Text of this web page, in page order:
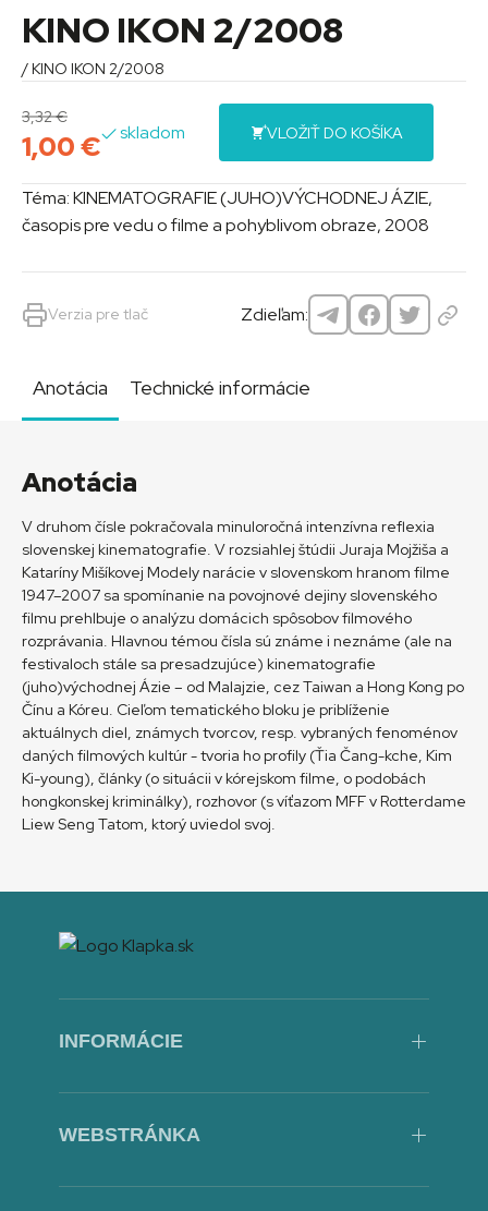
KINO IKON 2/2008
/ KINO IKON 2/2008
3,32€
1,00€ skladom VLOŽIŤ DO KOŠÍKA
Téma: KINEMATOGRAFIE (JUHO)VÝCHODNEJ ÁZIE,
časopis pre vedu o filme a pohyblivom obraze, 2008
Verzia pre tlač Zdieľam:
Anotácia Technické informácie
Anotácia
V druhom čísle pokračovala minuloročná intenzívna reflexia
slovenskej kinematografie. V rozsiahlej štúdii Juraja Mojžiša a
Kataríny Mišíkovej Modely narácie v slovenskom hranom filme
1947–2007 sa spomínanie na povojnové dejiny slovenského
filmu prehlbuje o analýzu domácich spôsobov filmového
rozprávania. Hlavnou témou čísla sú známe i neznáme (ale na
festivaloch stále sa presadzujúce) kinematografie
(juho)východnej Ázie – od Malajzie, cez Taiwan a Hong Kong po
Čínu a Kóreu. Cieľom tematického bloku je priblíženie
aktuálnych diel, známych tvorcov, resp. vybraných fenoménov
daných filmových kultúr - tvoria ho profily (Ťia Čang-kche, Kim
Ki-young), články (o situácii v kórejskom filme, o podobách
hongkonskej kriminálky), rozhovor (s víťazom MFF v Rotterdame
Liew Seng Tatom, ktorý uviedol svoj.
INFORMÁCIE
Obchodné podmienky
Otváracie hodiny
WEBSTRÁNKA